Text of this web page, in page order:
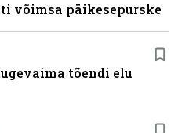
võimsa päikesepurske
tõendi elu